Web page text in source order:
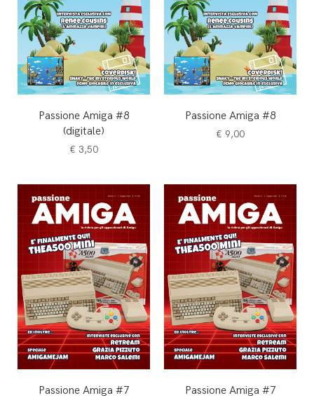
Passione Amiga #8
(digitale)
€ 3,50
Passione Amiga #8
€ 9,00
Passione Amiga #7
Passione Amiga #7